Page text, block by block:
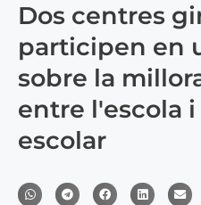
Dos centres
participen en
sobre la
entre l'escola
escolar